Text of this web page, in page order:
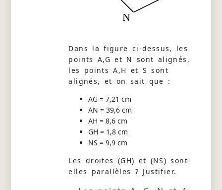
N
Dans la figure ci-dessus, les
points A,G et N sont alignés,
les points A,H et S sont
alignés, et on sait que :
AG = 7,21 cm
AN = 39,6 cm
AH = 8,6 cm
GH = 1,8 cm
NS = 9,9 cm
Les droites (GH) et (NS) sont-
elles parallèles ? Justifier.